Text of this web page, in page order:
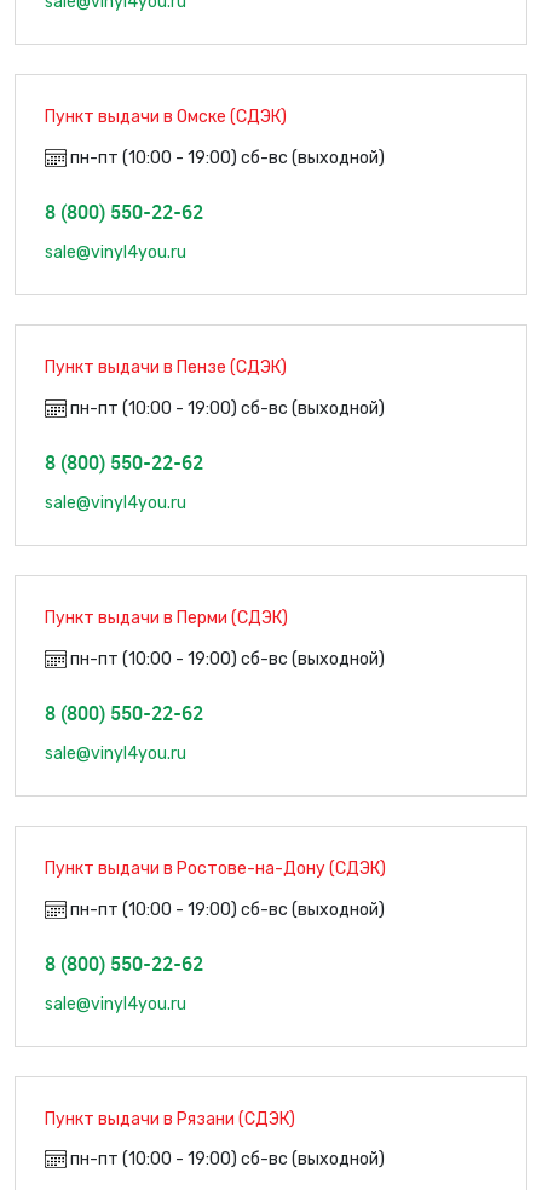
Пункт выдачи в Омске (СДЭК)
пн-пт (10:00 - 19:00) сб-вс (выходной)
8 (800) 550-22-62
sale@vinyl4you.ru
Пункт выдачи в Пензе (СДЭК)
пн-пт (10:00 - 19:00) сб-вс (выходной)
8 (800) 550-22-62
sale@vinyl4you.ru
Пункт выдачи в Перми (СДЭК)
пн-пт (10:00 - 19:00) сб-вс (выходной)
8 (800) 550-22-62
sale@vinyl4you.ru
Пункт выдачи в Ростове-на-Дону (СДЭК)
пн-пт (10:00 - 19:00) сб-вс (выходной)
8 (800) 550-22-62
sale@vinyl4you.ru
Пункт выдачи в Рязани (СДЭК)
пн-пт (10:00 - 19:00) сб-вс (выходной)